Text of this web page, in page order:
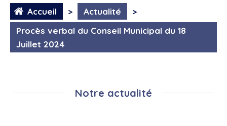
Accueil > Actualité
>
Procès verbal du Conseil Municipal du 18
Juillet 2024
Notre actualité